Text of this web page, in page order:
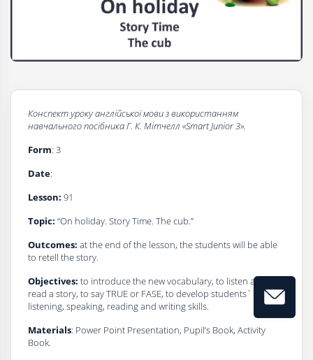
Конспект урокуaнглійської мови з використанням
навчального посібникаГ. К. Мітчелл «Smart Junior 3».
Form: 3
Date:
Lesson: 91
Topic: “On holiday. Story Time. The cub.”
Outcomes: at the end of the lesson, the students will be able
to retell the story.
Objectives: to introduce the new vocabulary, to listen and
read a story, to say TRUE or FASE, to develop students`
listening, speaking, reading and writing skills.
Materials: Power Point Presentation, Pupil’s Book, Activity
Book.